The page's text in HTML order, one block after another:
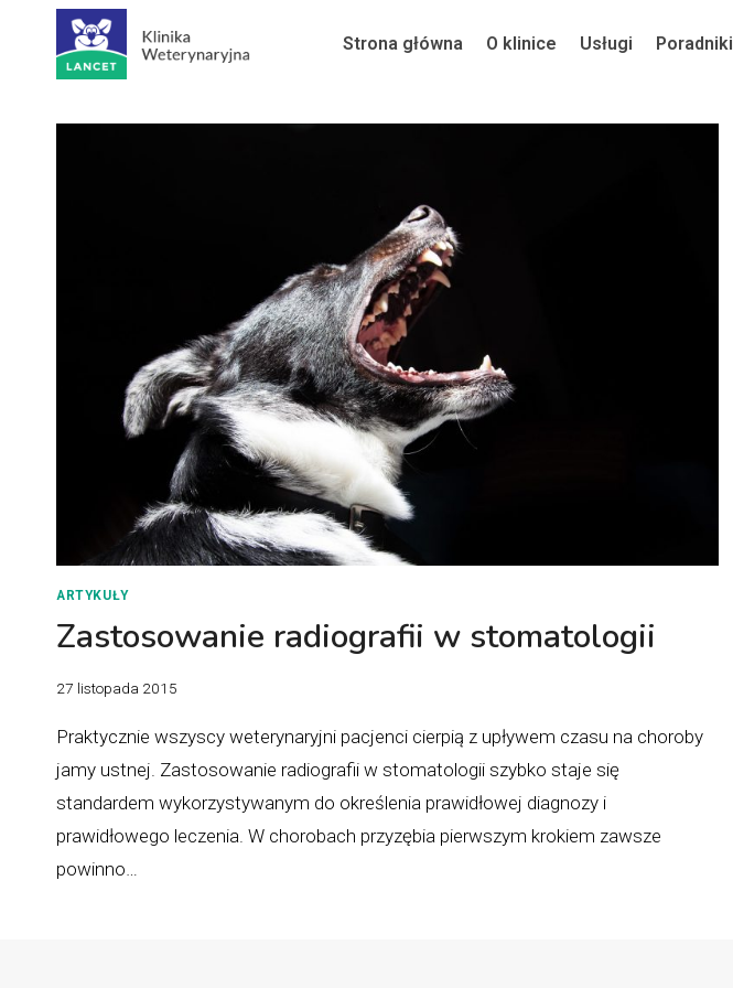
Przejdź
Strona główna O klinice Usługi Poradniki
ARTYKUŁY
Zastosowanie radiografii w stomatologii
27 listopada 2015
Praktycznie wszyscy weterynaryjni pacjenci cierpią z upływem czasu na choroby
jamy ustnej. Zastosowanie radiografii w stomatologii szybko staje się
standardem wykorzystywanym do określenia prawidłowej diagnozy i
prawidłowego leczenia. W chorobach przyzębia pierwszym krokiem zawsze
powinno…